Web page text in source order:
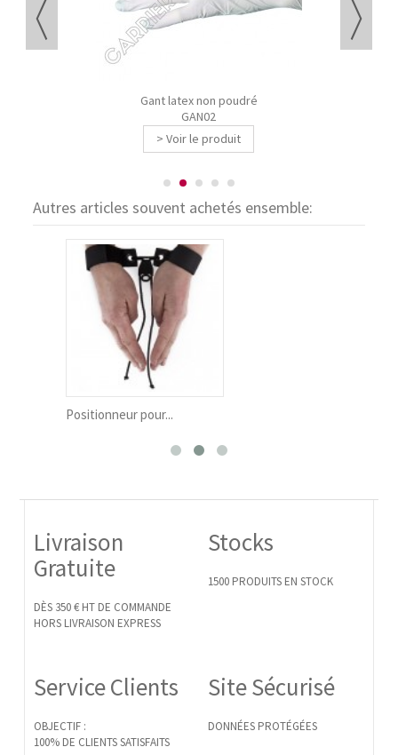
Gant latex non poudré
GAN02
> Voir le produit
Autres articles souvent achetés ensemble:
Positionneur pour...
Livraison
Gratuite
DÈS 350 € HT DE COMMANDE
HORS LIVRAISON EXPRESS
Stocks
1500 PRODUITS EN STOCK
Service Clients
OBJECTIF :
100% DE CLIENTS SATISFAITS
Site Sécurisé
DONNÉES PROTÉGÉES